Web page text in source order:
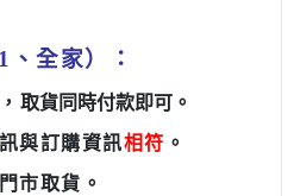
、全家） ：
取貨同時付款即可
。
與訂購資訊相符 。
門市取貨 。